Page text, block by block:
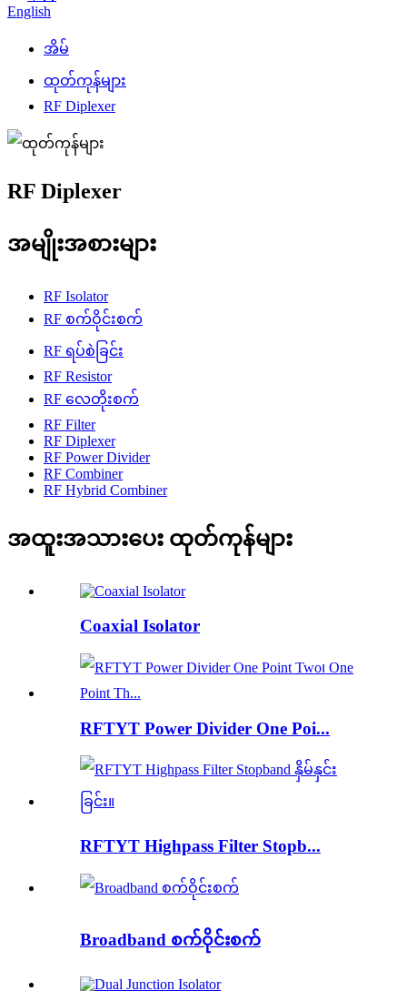
English
အိမ်
ထုတ်ကုန်များ
RF Diplexer
RF Diplexer
အမျိုးအစားများ
RF Isolator
RF စက်ဝိုင်းစက်
RF ရပ်စဲခြင်း
RF Resistor
RF လေတိုးစက်
RF Filter
RF Diplexer
RF Power Divider
RF Combiner
RF Hybrid Combiner
အထူးအသားပေး ထုတ်ကုန်များ
Coaxial Isolator
RFTYT Power Divider One Poi...
RFTYT Highpass Filter Stopb...
Broadband စက်ဝိုင်းစက်